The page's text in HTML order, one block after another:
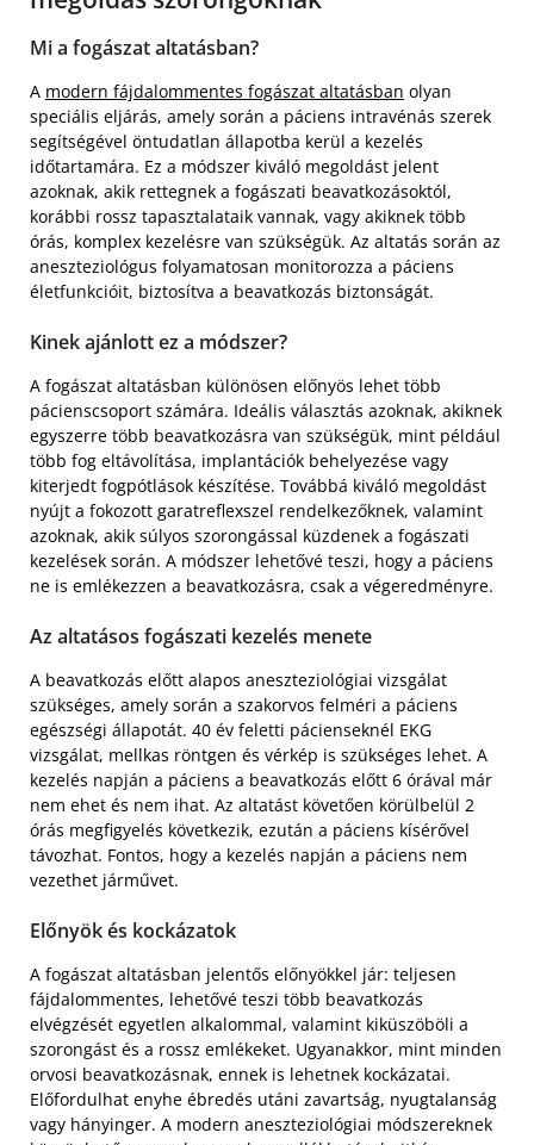
Mi a fogászat altatásban?
A modern fájdalommentes fogászat altatásban olyan
speciális eljárás, amely során a páciens intravénás szerek
segítségével öntudatlan állapotba kerül a kezelés
időtartamára. Ez a módszer kiváló megoldást jelent
azoknak, akik rettegnek a fogászati beavatkozásoktól,
korábbi rossz tapasztalataik vannak, vagy akiknek több
órás, komplex kezelésre van szükségük. Az altatás során az
aneszteziológus folyamatosan monitorozza a páciens
életfunkcióit, biztosítva a beavatkozás biztonságát.
Kinek ajánlott ez a módszer?
A fogászat altatásban különösen előnyös lehet több
pácienscsoport számára. Ideális választás azoknak, akiknek
egyszerre több beavatkozásra van szükségük, mint például
több fog eltávolítása, implantációk behelyezése vagy
kiterjedt fogpótlások készítése. Továbbá kiváló megoldást
nyújt a fokozott garatreflexszel rendelkezőknek, valamint
azoknak, akik súlyos szorongással küzdenek a fogászati
kezelések során. A módszer lehetővé teszi, hogy a páciens
ne is emlékezzen a beavatkozásra, csak a végeredményre.
Az altatásos fogászati kezelés menete
A beavatkozás előtt alapos aneszteziológiai vizsgálat
szükséges, amely során a szakorvos felméri a páciens
egészségi állapotát. 40 év feletti pácienseknél EKG
vizsgálat, mellkas röntgen és vérkép is szükséges lehet. A
kezelés napján a páciens a beavatkozás előtt 6 órával már
nem ehet és nem ihat. Az altatást követően körülbelül 2
órás megfigyelés következik, ezután a páciens kísérővel
távozhat. Fontos, hogy a kezelés napján a páciens nem
vezethet járművet.
Előnyök és kockázatok
A fogászat altatásban jelentős előnyökkel jár: teljesen
fájdalommentes, lehetővé teszi több beavatkozás
elvégzését egyetlen alkalommal, valamint kiküszöböli a
szorongást és a rossz emlékeket. Ugyanakkor, mint minden
orvosi beavatkozásnak, ennek is lehetnek kockázatai.
Előfordulhat enyhe ébredés utáni zavartság, nyugtalanság
vagy hányinger. A modern aneszteziológiai módszereknek